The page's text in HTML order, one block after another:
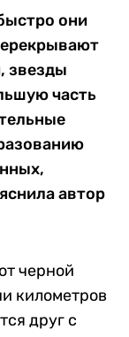
они
звезды
часть
автор
черной
километров
друг с